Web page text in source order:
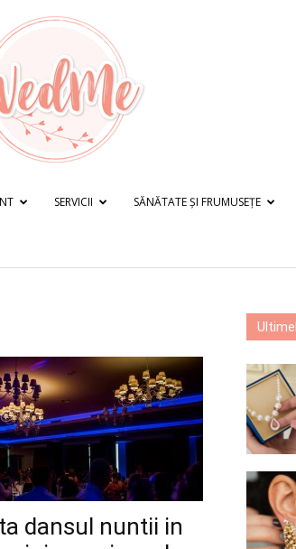
SERVICII SĂNĂTATE ȘI FRUMUSEȚE
dansul nuntii in